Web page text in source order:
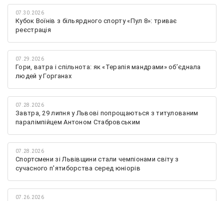
07.30.2026
Кубок Воїнів з більярдного спорту «Пул 8»: триває
реєстрація
07.29.2026
Гори, ватра і спільнота: як «Терапія мандрами» об’єднала
людей у Горганах
07.28.2026
Завтра, 29 липня у Львові попрощаються з титулованим
паралімпійцем Антоном Стабровським
07.28.2026
Спортсмени зі Львівщини стали чемпіонами світу з
сучасного п'ятиборства серед юніорів
07.26.2026